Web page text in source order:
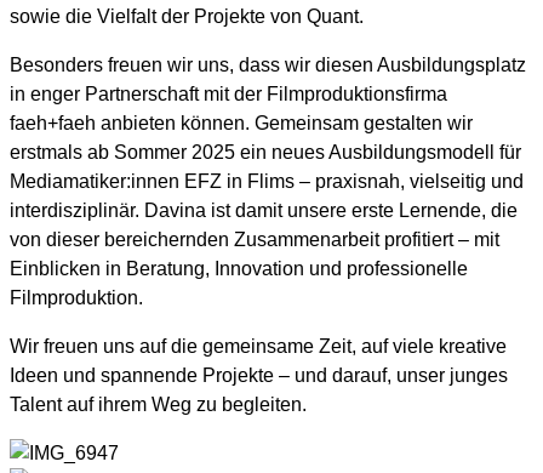
sowie die Vielfalt der Projekte von Quant.
Besonders freuen wir uns, dass wir diesen Ausbildungsplatz
in enger Partnerschaft mit der Filmproduktionsfirma
faeh+faeh anbieten können. Gemeinsam gestalten wir
erstmals ab Sommer 2025 ein neues Ausbildungsmodell für
Mediamatiker:innen EFZ in Flims – praxisnah, vielseitig und
interdisziplinär. Davina ist damit unsere erste Lernende, die
von dieser bereichernden Zusammenarbeit profitiert – mit
Einblicken in Beratung, Innovation und professionelle
Filmproduktion.
Wir freuen uns auf die gemeinsame Zeit, auf viele kreative
Ideen und spannende Projekte – und darauf, unser junges
Talent auf ihrem Weg zu begleiten.